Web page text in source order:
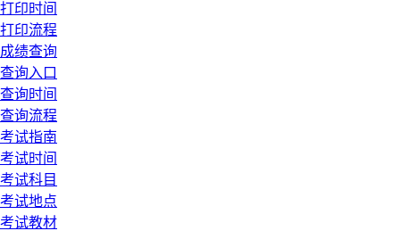
打印时间
打印流程
成绩查询
查询入口
查询时间
查询流程
考试指南
考试时间
考试科目
考试地点
考试教材